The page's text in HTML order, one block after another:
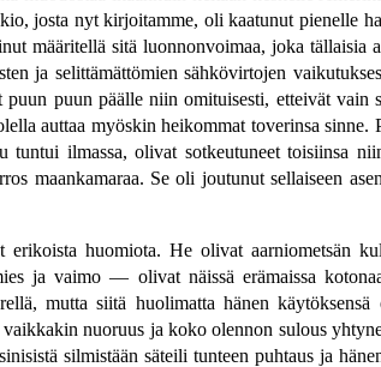
josta nyt kirjoitamme, oli kaatunut pienelle
määritellä sitä luonnonvoimaa, joka tällaisia
ja selittämättömien sähkövirtojen
puun päälle niin omituisesti, etteivät vain
auttaa myöskin heikommat toverinsa
ilmassa, olivat sotkeutuneet toisiinsa
maankamaraa. Se oli joutunut sellaiseen
erikoista huomiota. He olivat aarniometsän
ja vaimo — olivat näissä erämaissa
mutta siitä huolimatta hänen
nuoruus ja koko olennon sulous
silmistään säteili tunteen puhtaus ja